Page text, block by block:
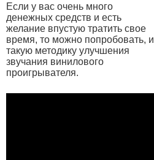
Если у вас очень много
денежных средств и есть
желание впустую тратить свое
время, то можно попробовать, и
такую методику улучшения
звучания винилового
проигрывателя.